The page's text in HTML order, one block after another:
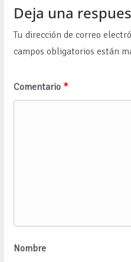
Deja una
Tu dirección de correo
campos obligatorios están
Comentario *
Nombre